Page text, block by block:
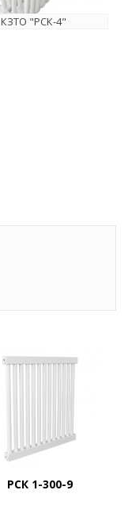
КЗТО "РСК-4"
РСК 1-300-9